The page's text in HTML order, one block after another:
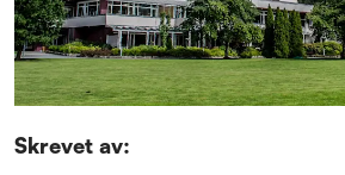
Skrevet av: